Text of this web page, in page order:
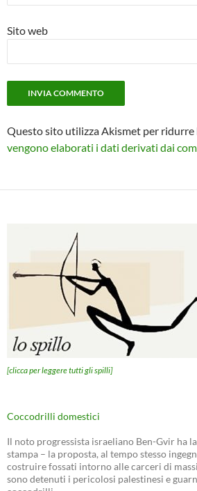
Sito web
Questo sito utilizza Akismet per ridurre
vengono elaborati i dati derivati dai
[clicca per leggere tutti gli spilli]
Coccodrilli domestici
Il noto progressista israeliano Ben-Gvir ha
stampa – la proposta, al tempo stesso
costruire fossati intorno alle carceri di
sono detenuti i pericolosi palestinesi e